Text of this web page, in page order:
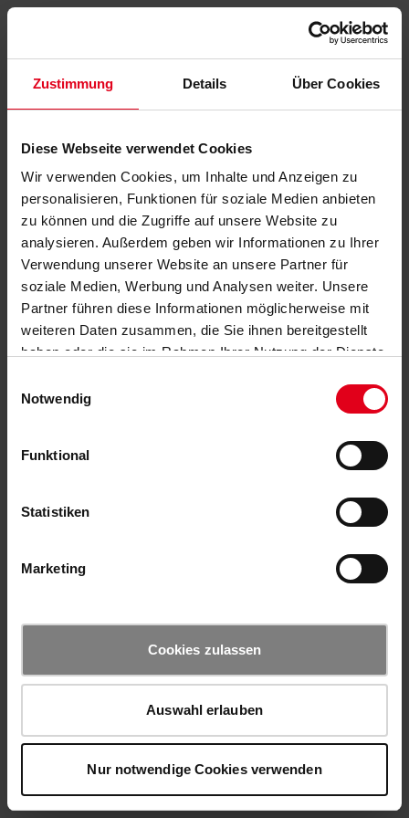
Zustimmung Details Über Cookies
Diese Webseite verwendet Cookies
Wir verwenden Cookies, um Inhalte und Anzeigen zu
personalisieren, Funktionen für soziale Medien anbieten
zu können und die Zugriffe auf unsere Website zu
analysieren. Außerdem geben wir Informationen zu Ihrer
Verwendung unserer Website an unsere Partner für
soziale Medien, Werbung und Analysen weiter. Unsere
Partner führen diese Informationen möglicherweise mit
weiteren Daten zusammen, die Sie ihnen bereitgestellt
haben oder die sie im Rahmen Ihrer Nutzung der Dienste
Notwendig
Funktional
Statistiken
Marketing
Cookies zulassen
Auswahl erlauben
Nur notwendige Cookies verwenden